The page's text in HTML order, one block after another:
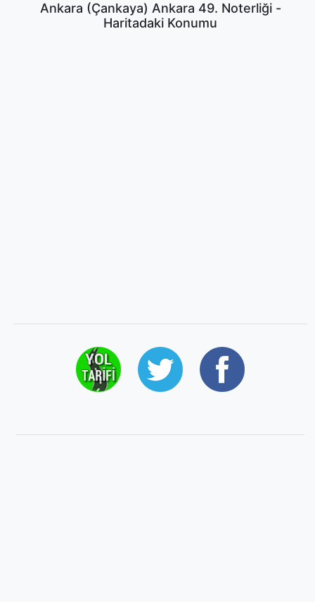
Ankara (Çankaya) Ankara 49. Noterliği -
Haritadaki Konumu